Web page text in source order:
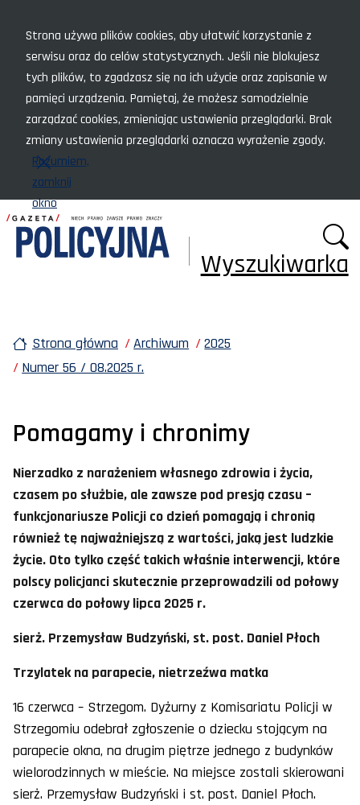
Strona używa plików cookies, aby ułatwić korzystanie z
serwisu oraz do celów statystycznych. Jeśli nie blokujesz
tych plików, to zgadzasz się na ich użycie oraz zapisanie w
pamięci urządzenia. Pamiętaj, że możesz samodzielnie
zarządzać cookies, zmieniając ustawienia przeglądarki. Brak
zmiany ustawienia przeglądarki oznacza wyrażenie zgody.
Rozumiem,
zamknij
okno
Wyszukiwarka
Strona główna Archiwum
2025
Numer 56 / 08.2025 r.
Pomagamy i chronimy
Nierzadko z narażeniem własnego zdrowia i życia,
czasem po służbie, ale zawsze pod presją czasu –
funkcjonariusze Policji co dzień pomagają i chronią
również tę najważniejszą z wartości, jaką jest ludzkie
życie. Oto tylko część takich właśnie interwencji, które
polscy policjanci skutecznie przeprowadzili od połowy
czerwca do połowy lipca 2025 r.
sierż. Przemysław Budzyński, st. post. Daniel Płoch
Trzylatek na parapecie, nietrzeźwa matka
16 czerwca – Strzegom. Dyżurny z Komisariatu Policji w
Strzegomiu odebrał zgłoszenie o dziecku stojącym na
parapecie okna, na drugim piętrze jednego z budynków
wielorodzinnych w mieście. Na miejsce zostali skierowani
sierż. Przemysław Budzyński i st. post. Daniel Płoch.